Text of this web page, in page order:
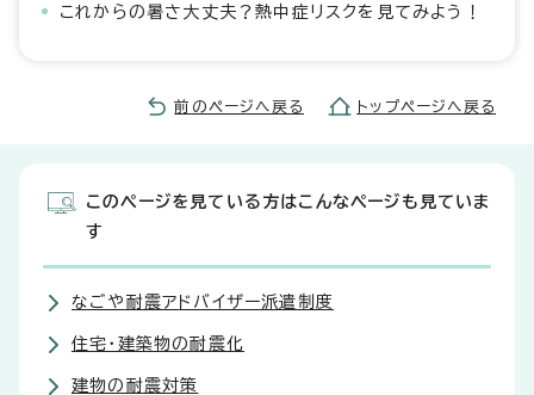
これからの暑さ大丈夫？熱中症リスクを見てみよう！
前のページへ戻る トップページへ戻る
このページを見ている方はこんなページも見ていま
す
なごや耐震アドバイザー派遣制度
住宅・建築物の耐震化
建物の耐震対策